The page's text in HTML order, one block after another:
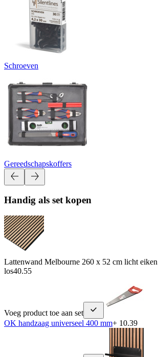
Schroeven
Gereedschapskoffers
Handig als set kopen
Lattenwand Melbourne 260 x 52 cm licht
los40.55
Voeg product toe aan set
OK handzaag universeel 400 mm+ 10.39